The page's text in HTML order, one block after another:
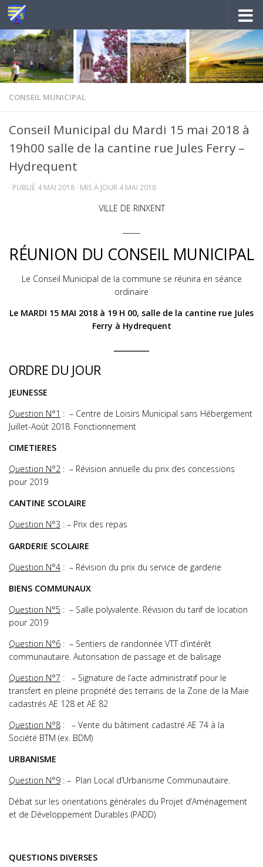
Au dessous du contenu
CONSEIL MUNICIPAL
Conseil Municipal du Mardi 15 mai 2018 à
19h00 salle de la cantine rue Jules Ferry –
Hydrequent
· PUBLIÉ 4 MAI 2018 · MIS À JOUR 4 MAI 2018
VILLE DE RINXENT
RÉUNION DU CONSEIL MUNICIPAL
Le Conseil Municipal de la commune se réunira en séance
ordinaire
Le MARDI 15 MAI 2018 à 19 H 00, salle de la cantine rue Jules
Ferry à Hydrequent
ORDRE DU JOUR
JEUNESSE
Question N°1 : – Centre de Loisirs Municipal sans Hébergement
Juillet-Août 2018. Fonctionnement
CIMETIERES
Question N°2 : – Révision annuelle du prix des concessions
pour 2019
CANTINE SCOLAIRE
Question N°3 : – Prix des repas
GARDERIE SCOLAIRE
Question N°4 : – Révision du prix du service de garderie
BIENS COMMUNAUX
Question N°5 : – Salle polyvalente. Révision du tarif de location
pour 2019
Question N°6 : – Sentiers de randonnée VTT d’intérêt
communautaire. Autorisation de passage et de balisage
Question N°7 : – Signature de l’acte administratif pour le
transfert en pleine propriété des terrains de la Zone de la Maie
cadastrés AE 128 et AE 82
Question N°8 : – Vente du bâtiment cadastré AE 74 à la
Société BTM (ex. BDM)
URBANISME
Question N°9 : – Plan Local d’Urbanisme Communautaire.
Débat sur les orientations générales du Projet d’Aménagement
et de Développement Durables (PADD)
QUESTIONS DIVERSES